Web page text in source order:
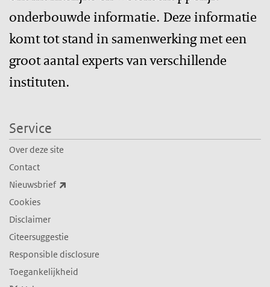
onderbouwde informatie. Deze informatie
komt tot stand in samenwerking met een
groot aantal experts van verschillende
instituten.
Service
Over deze site
Contact
Nieuwsbrief
Cookies
Disclaimer
Citeersuggestie
Responsible disclosure
Toegankelijkheid